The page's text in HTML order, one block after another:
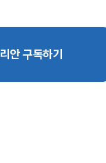
안 구독하기